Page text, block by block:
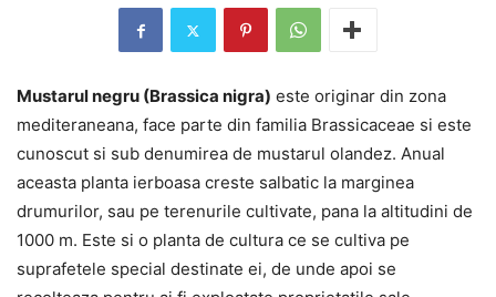
Mustarul negru (Brassica nigra) este originar din zona
mediteraneana, face parte din familia Brassicaceae si este
cunoscut si sub denumirea de mustarul olandez. Anual
aceasta planta ierboasa creste salbatic la marginea
drumurilor, sau pe terenurile cultivate, pana la altitudini de
1000 m. Este si o planta de cultura ce se cultiva pe
suprafetele special destinate ei, de unde apoi se